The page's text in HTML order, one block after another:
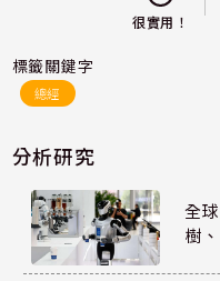
很實用！
標籤關鍵字
總經
分析研究
全
樹